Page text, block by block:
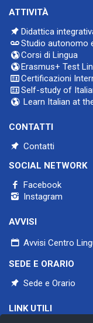
ATTIVITÀ
Didattica
Studio autonomo
Corsi di Lingua
Erasmus+ Test
Certificazioni
Self-study of
Learn Italian at
CONTATTI
Contatti
SOCIAL NETWORK
Facebook
Instagram
AVVISI
Avvisi Centro
SEDE E ORARIO
Sede e Orario
LINK UTILI